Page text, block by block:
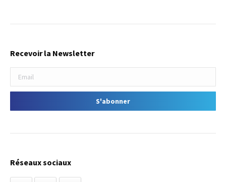
Recevoir la Newsletter
Réseaux sociaux